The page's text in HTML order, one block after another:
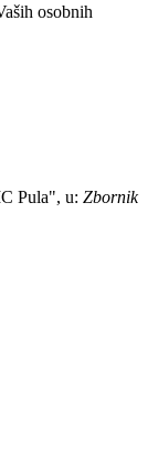
osobnih
Pula", u: Zbornik